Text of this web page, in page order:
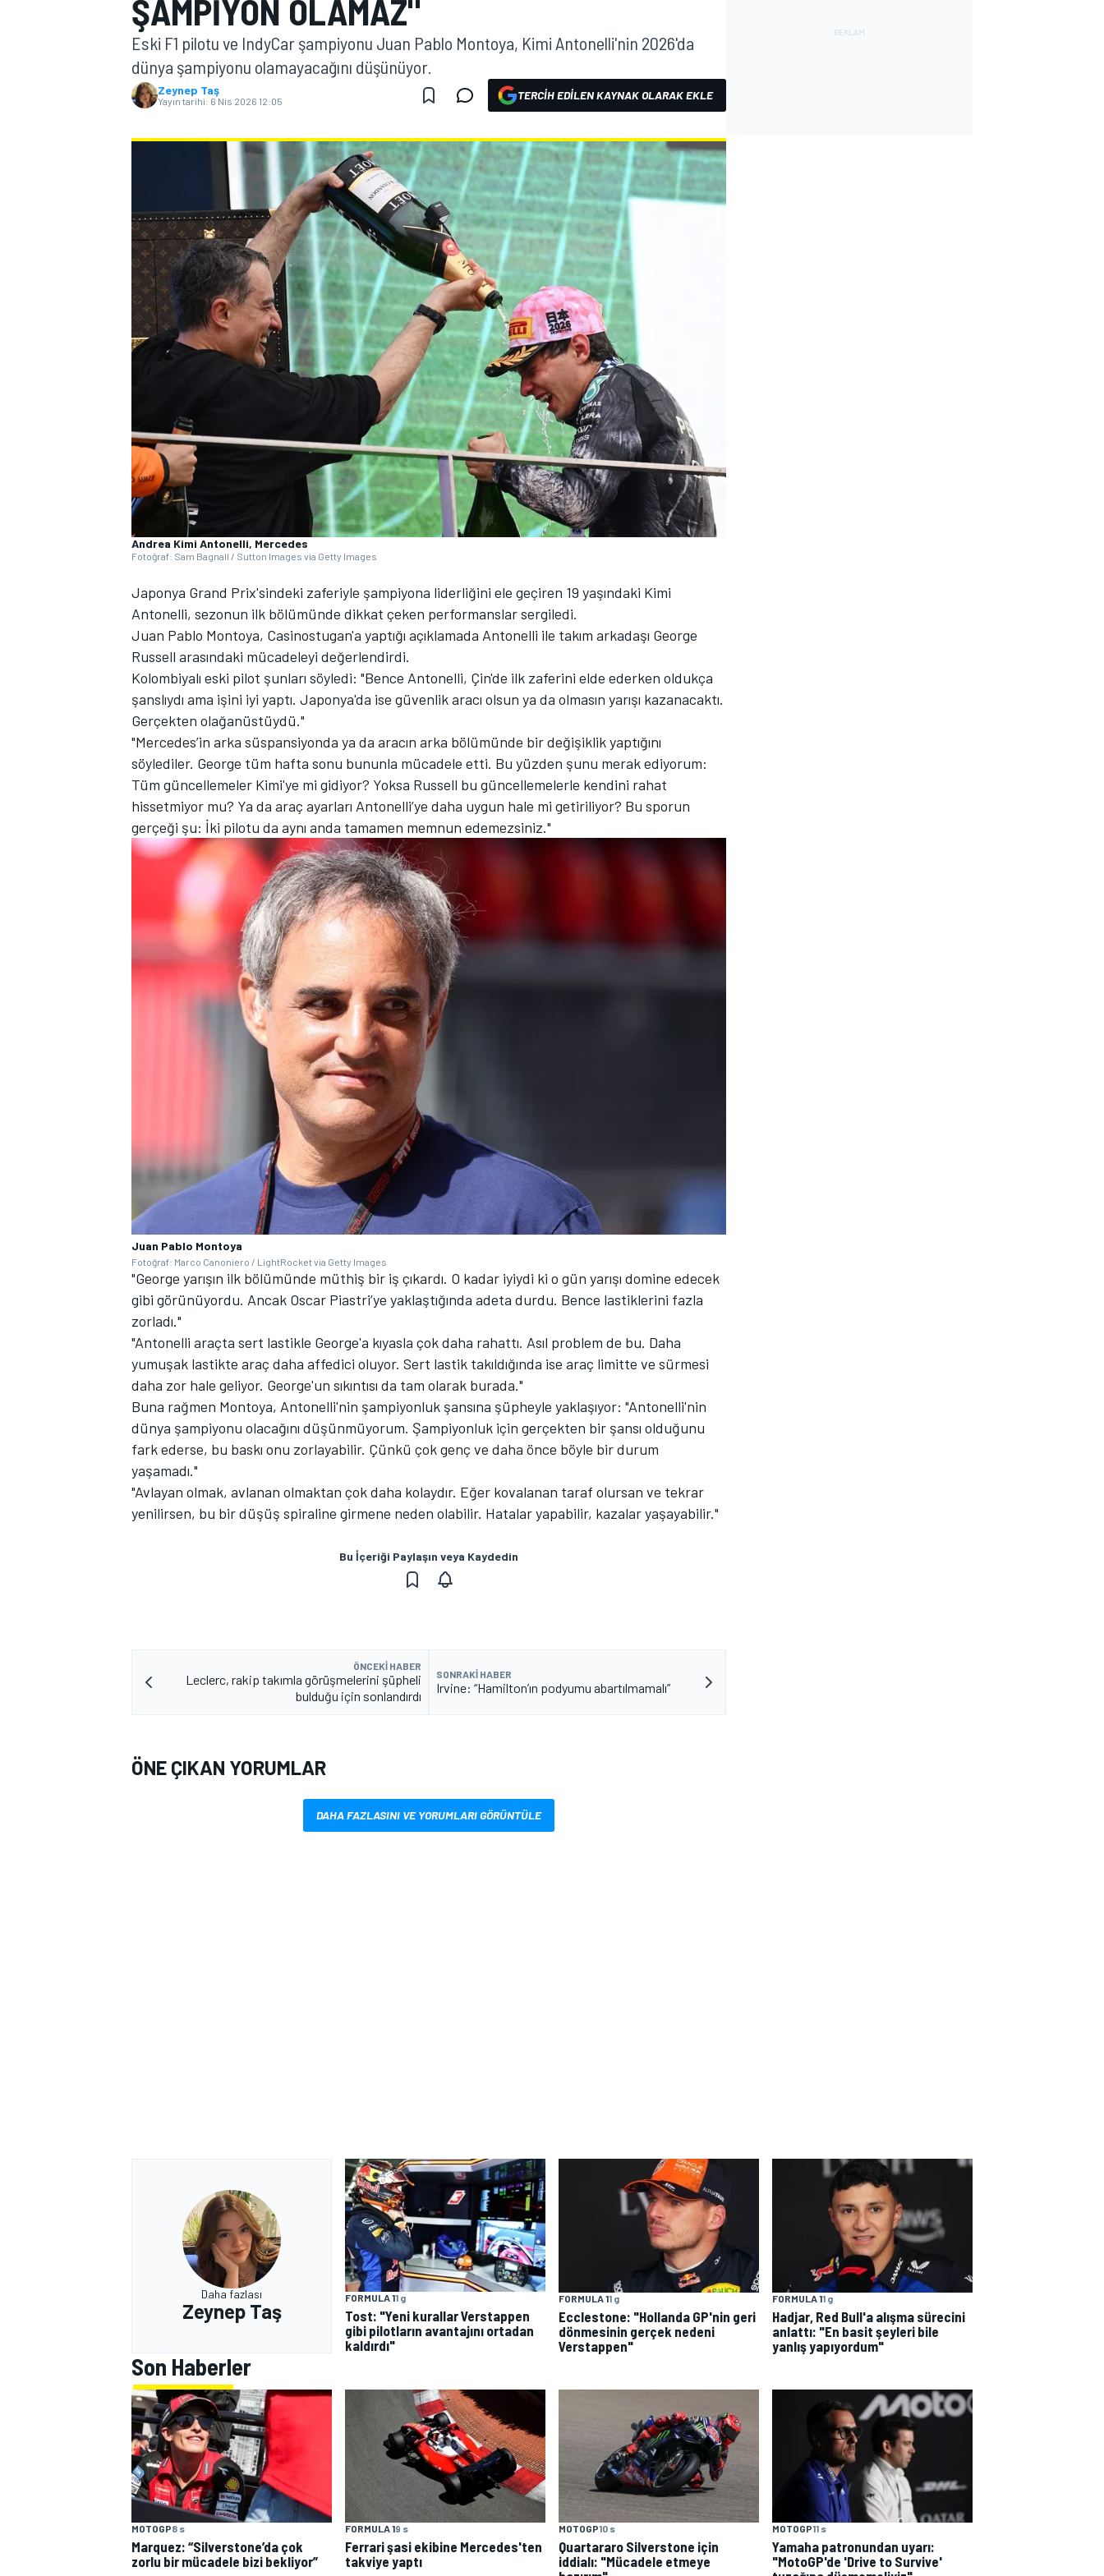
MOTOGP
WORLD SUPERBIKE
WRC
TÜRK SPORCULAR
ŞAMPIYON OLAMAZ"
Eski F1 pilotu ve IndyCar şampiyonu Juan Pablo Montoya, Kimi Antonelli'nin 2026'da
dünya şampiyonu olamayacağını düşünüyor.
Zeynep Taş
Yayın tarihi: 6 Nis 2026 12:05 TERCIH EDILEN KAYNAK OLARAK EKLE
Andrea Kimi Antonelli, Mercedes
Fotoğraf: Sam Bagnall / Sutton Images via Getty Images
Japonya Grand Prix'sindeki zaferiyle şampiyona liderliğini ele geçiren 19 yaşındaki Kimi
Antonelli, sezonun ilk bölümünde dikkat çeken performanslar sergiledi.
Juan Pablo Montoya, Casinostugan'a yaptığı açıklamada Antonelli ile takım arkadaşı George
Russell arasındaki mücadeleyi değerlendirdi.
Kolombiyalı eski pilot şunları söyledi: "Bence Antonelli, Çin'de ilk zaferini elde ederken oldukça
şanslıydı ama işini iyi yaptı. Japonya'da ise güvenlik aracı olsun ya da olmasın yarışı kazanacaktı.
Gerçekten olağanüstüydü."
"Mercedes’in arka süspansiyonda ya da aracın arka bölümünde bir değişiklik yaptığını
söylediler. George tüm hafta sonu bununla mücadele etti. Bu yüzden şunu merak ediyorum:
Tüm güncellemeler Kimi'ye mi gidiyor? Yoksa Russell bu güncellemelerle kendini rahat
hissetmiyor mu? Ya da araç ayarları Antonelli’ye daha uygun hale mi getiriliyor? Bu sporun
gerçeği şu: İki pilotu da aynı anda tamamen memnun edemezsiniz."
Juan Pablo Montoya
Fotoğraf: Marco Canoniero / LightRocket via Getty Images
"George yarışın ilk bölümünde müthiş bir iş çıkardı. O kadar iyiydi ki o gün yarışı domine edecek
gibi görünüyordu. Ancak Oscar Piastri’ye yaklaştığında adeta durdu. Bence lastiklerini fazla
zorladı."
"Antonelli araçta sert lastikle George'a kıyasla çok daha rahattı. Asıl problem de bu. Daha
yumuşak lastikte araç daha affedici oluyor. Sert lastik takıldığında ise araç limitte ve sürmesi
daha zor hale geliyor. George'un sıkıntısı da tam olarak burada."
Buna rağmen Montoya, Antonelli'nin şampiyonluk şansına şüpheyle yaklaşıyor: "Antonelli'nin
dünya şampiyonu olacağını düşünmüyorum. Şampiyonluk için gerçekten bir şansı olduğunu
fark ederse, bu baskı onu zorlayabilir. Çünkü çok genç ve daha önce böyle bir durum
yaşamadı."
"Avlayan olmak, avlanan olmaktan çok daha kolaydır. Eğer kovalanan taraf olursan ve tekrar
yenilirsen, bu bir düşüş spiraline girmene neden olabilir. Hatalar yapabilir, kazalar yaşayabilir."
Bu İçeriği Paylaşın veya Kaydedin
ÖNCEKI HABER
Leclerc, rakip takımla görüşmelerini şüpheli
bulduğu için sonlandırdı
SONRAKI HABER
Irvine: “Hamilton’ın podyumu abartılmamalı”
ÖNE ÇIKAN YORUMLAR
DAHA FAZLASINI VE YORUMLARI GÖRÜNTÜLE
Daha fazlası
Zeynep Taş
FORMULA 11 g
Tost: "Yeni kurallar Verstappen
gibi pilotların avantajını ortadan
kaldırdı"
FORMULA 11 g
Ecclestone: "Hollanda GP'nin geri
dönmesinin gerçek nedeni
Verstappen"
FORMULA 11 g
Hadjar, Red Bull'a alışma sürecini
anlattı: "En basit şeyleri bile
yanlış yapıyordum"
Son Haberler
MOTOGP8 s
Marquez: “Silverstone’da çok
zorlu bir mücadele bizi bekliyor”
FORMULA 19 s
Ferrari şasi ekibine Mercedes'ten
takviye yaptı
MOTOGP10 s
Quartararo Silverstone için
iddialı: "Mücadele etmeye
MOTOGP11 s
Yamaha patronundan uyarı:
"MotoGP'de 'Drive to Survive'